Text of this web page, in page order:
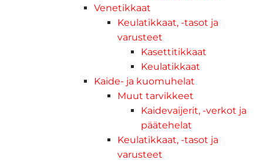
Venetikkaat
Keulatikkaat, -tasot ja
varusteet
Kasettitikkaat
Keulatikkaat
Kaide- ja kuomuhelat
Muut tarvikkeet
Kaidevaijerit, -verkot ja
päätehelat
Keulatikkaat, -tasot ja
varusteet